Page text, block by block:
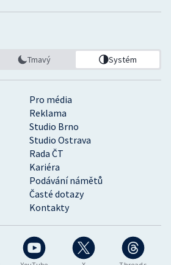
Pro média
Reklama
Studio Brno
Studio Ostrava
Rada ČT
Kariéra
Podávání námětů
Časté dotazy
Kontakty
Tmavý Systém